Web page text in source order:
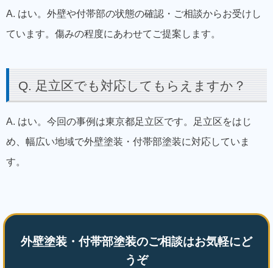
A. はい。外壁や付帯部の状態の確認・ご相談からお受けし
ています。傷みの程度にあわせてご提案します。
Q. 足立区でも対応してもらえますか？
A. はい。今回の事例は東京都足立区です。足立区をはじ
め、幅広い地域で外壁塗装・付帯部塗装に対応していま
す。
外壁塗装・付帯部塗装のご相談はお気軽にど
うぞ